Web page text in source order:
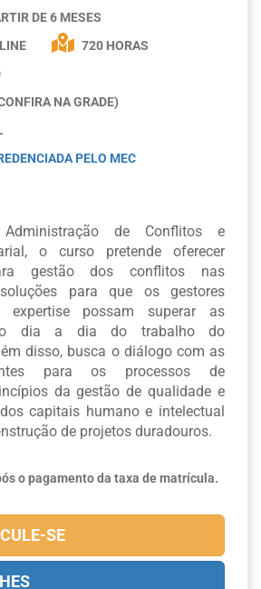
DE6 MESES
720 HORAS
NA GRADE)
PELO MEC
Administração de Conflitos e
o curso pretende oferecer
gestão dos conflitos nas
para que os gestores
expertise possam superar as
no dia a dia do trabalho do
disso, busca o diálogo com as
para os processos de
da gestão de qualidade e
capitais humano e intelectual
de projetos duradouros.
o pagamento da taxa de matrícula.
SE